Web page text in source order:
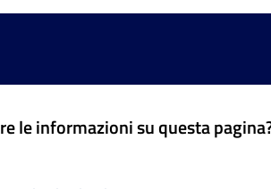
le informazioni su questa